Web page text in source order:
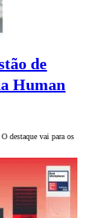
de
Human
destaque vai para os